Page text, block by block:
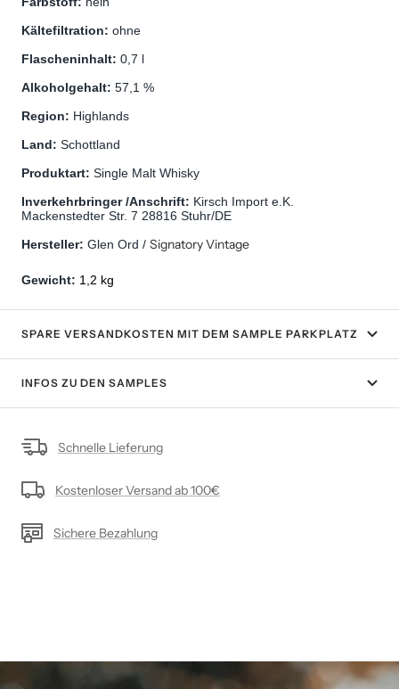
Kältefiltration: ohne
Flascheninhalt: 0,7 l
Alkoholgehalt: 57,1 %
Region: Highlands
Land: Schottland
Produktart: Single Malt Whisky
Inverkehrbringer /Anschrift: Kirsch Import e.K.
Mackenstedter Str. 7 28816 Stuhr/DE
Hersteller: Glen Ord / Signatory Vintage
Gewicht: 1,2 kg
SPARE VERSANDKOSTEN MIT DEM SAMPLE PARKPLATZ
INFOS ZU DEN SAMPLES
Schnelle Lieferung
Kostenloser Versand ab 100€
Sichere Bezahlung